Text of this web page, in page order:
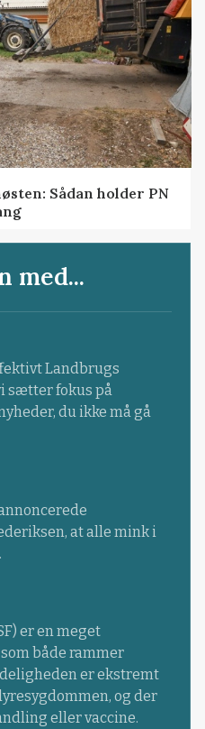
Sådan holder PN
med...
Landbrugs
sætter fokus på
du ikke må gå
at alle mink i
er en meget
både rammer
er ekstremt
og der
eller vaccine.